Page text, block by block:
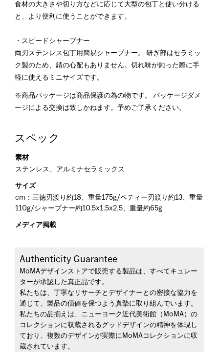
食材の大きさや切り方などに応じて大型の包丁と使い分ける
と、より便利に使うことができます。
・スピードシャープナー
両刃ステンレス包丁用簡易シャープナー。 研ぎ部はセラミッ
ク製のため、錆の心配もありません。切れ味が鈍った際に手
軽に使えるミニサイズです。
※商品パッケージは商品保護の為の物です。 パッケージダメ
ージによる交換は致しかねます。予めご了承ください。
スペック
素材
ステンレス、アルミナセラミックス
サイズ
cm：三徳刃渡り約18、重量175g/ペティー刃渡り約13、重量
110g/シャープナー約10.5x1.5x2.5、重量約65g
メディア掲載
Authenticity Guarantee
MoMAデザインストアで販売する製品は、すべてキュレー
ターが承認した真正品です。
私たちは、丁寧なリサーチとデザイナーとの密接な協力を
通じて、製品の価値を保つよう真摯に取り組んでいます。
私たちの品揃えは、ニューヨーク近代美術館（MoMA）の
コレクションに収蔵されるグッドデザインの精神を体現し
ており、複数のデザインが実際にMoMAコレクションに収
蔵されています。